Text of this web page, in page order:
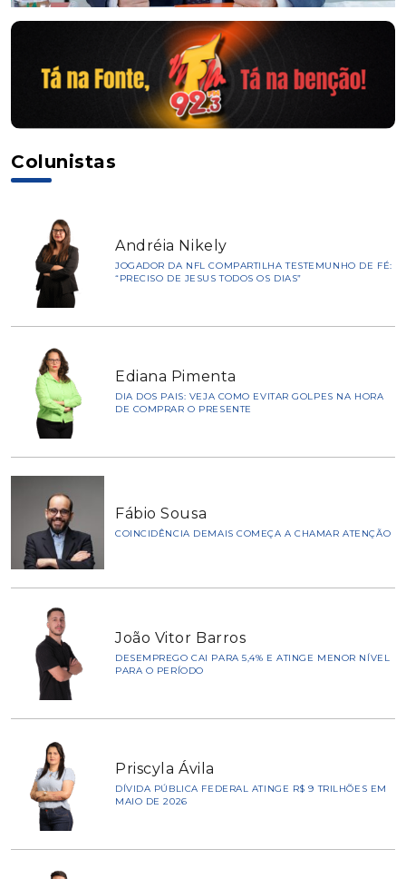
Colunistas
Andréia Nikely
JOGADOR DA NFL COMPARTILHA TESTEMUNHO DE FÉ:
“PRECISO DE JESUS TODOS OS DIAS”
Ediana Pimenta
DIA DOS PAIS: VEJA COMO EVITAR GOLPES NA HORA
DE COMPRAR O PRESENTE
Fábio Sousa
COINCIDÊNCIA DEMAIS COMEÇA A CHAMAR ATENÇÃO
João Vitor Barros
DESEMPREGO CAI PARA 5,4% E ATINGE MENOR NÍVEL
PARA O PERÍODO
Priscyla Ávila
DÍVIDA PÚBLICA FEDERAL ATINGE R$ 9 TRILHÕES EM
MAIO DE 2026